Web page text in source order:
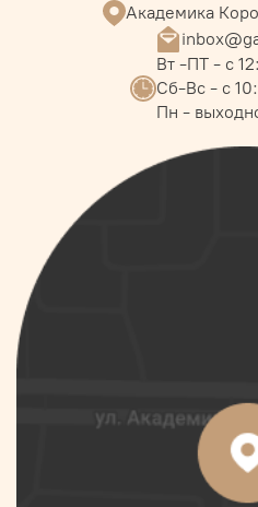
Академика
Вт -ПТ - с
Сб-Вс - с
Пн -